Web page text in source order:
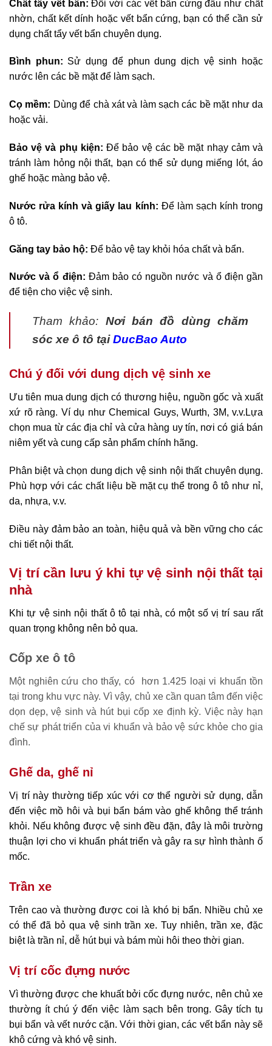
Chất tẩy vết bẩn: Đối với các vết bẩn cứng đầu như chất
nhờn, chất kết dính hoặc vết bẩn cứng, bạn có thể cần sử
dụng chất tẩy vết bẩn chuyên dụng.
Bình phun: Sử dụng để phun dung dịch vệ sinh hoặc
nước lên các bề mặt để làm sạch.
Cọ mềm: Dùng để chà xát và làm sạch các bề mặt như da
hoặc vải.
Bảo vệ và phụ kiện: Để bảo vệ các bề mặt nhạy cảm và
tránh làm hỏng nội thất, bạn có thể sử dụng miếng lót, áo
ghế hoặc màng bảo vệ.
Nước rửa kính và giấy lau kính: Để làm sạch kính trong
ô tô.
Găng tay bảo hộ: Để bảo vệ tay khỏi hóa chất và bẩn.
Nước và ổ điện: Đảm bảo có nguồn nước và ổ điện gần
để tiện cho việc vệ sinh.
Tham khảo: Nơi bán đồ dùng chăm
sóc xe ô tô tạiDucBao Auto
Chú ý đối với dung dịch vệ sinh xe
Ưu tiên mua dung dịch có thương hiệu, nguồn gốc và xuất
xứ rõ ràng. Ví dụ như Chemical Guys, Wurth, 3M, v.v.Lựa
chọn mua từ các địa chỉ và cửa hàng uy tín, nơi có giá bán
niêm yết và cung cấp sản phẩm chính hãng.
Phân biệt và chọn dung dịch vệ sinh nội thất chuyên dụng.
Phù hợp với các chất liệu bề mặt cụ thể trong ô tô như nỉ,
da, nhựa, v.v.
Điều này đảm bảo an toàn, hiệu quả và bền vững cho các
chi tiết nội thất.
Vị trí cần lưu ý khi tự vệ sinh nội thất tại
nhà
Khi tự vệ sinh nội thất ô tô tại nhà, có một số vị trí sau rất
quan trọng không nên bỏ qua.
Cốp xe ô tô
Một nghiên cứu cho thấy, có hơn 1.425 loại vi khuẩn tồn
tại trong khu vực này. Vì vậy, chủ xe cần quan tâm đến việc
dọn dẹp, vệ sinh và hút bụi cốp xe định kỳ. Việc này hạn
chế sự phát triển của vi khuẩn và bảo vệ sức khỏe cho gia
đình.
Ghế da, ghế nỉ
Vị trí này thường tiếp xúc với cơ thể người sử dụng, dẫn
đến việc mồ hôi và bụi bẩn bám vào ghế không thể tránh
khỏi. Nếu không được vệ sinh đều đặn, đây là môi trường
thuận lợi cho vi khuẩn phát triển và gây ra sự hình thành ố
mốc.
Trần xe
Trên cao và thường được coi là khó bị bẩn. Nhiều chủ xe
có thể đã bỏ qua vệ sinh trần xe. Tuy nhiên, trần xe, đặc
biệt là trần nỉ, dễ hút bụi và bám mùi hôi theo thời gian.
Vị trí cốc đựng nước
Vì thường được che khuất bởi cốc đựng nước, nên chủ xe
thường ít chú ý đến việc làm sạch bên trong. Gây tích tụ
bụi bẩn và vết nước cặn. Với thời gian, các vết bẩn này sẽ
khô cứng và khó vệ sinh.